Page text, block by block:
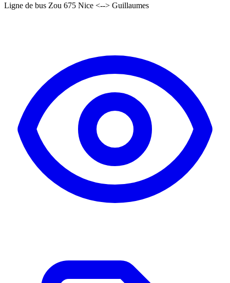
Ligne de bus Zou 675 Nice <--> Guillaumes